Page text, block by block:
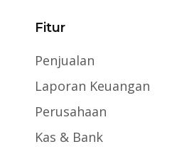
Fitur
Penjualan
Laporan Keuangan
Perusahaan
Kas & Bank